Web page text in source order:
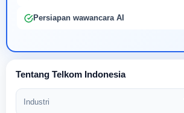
Persiapan wawancara AI
Tentang Telkom Indonesia
Industri